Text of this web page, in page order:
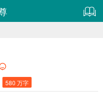
580 万字